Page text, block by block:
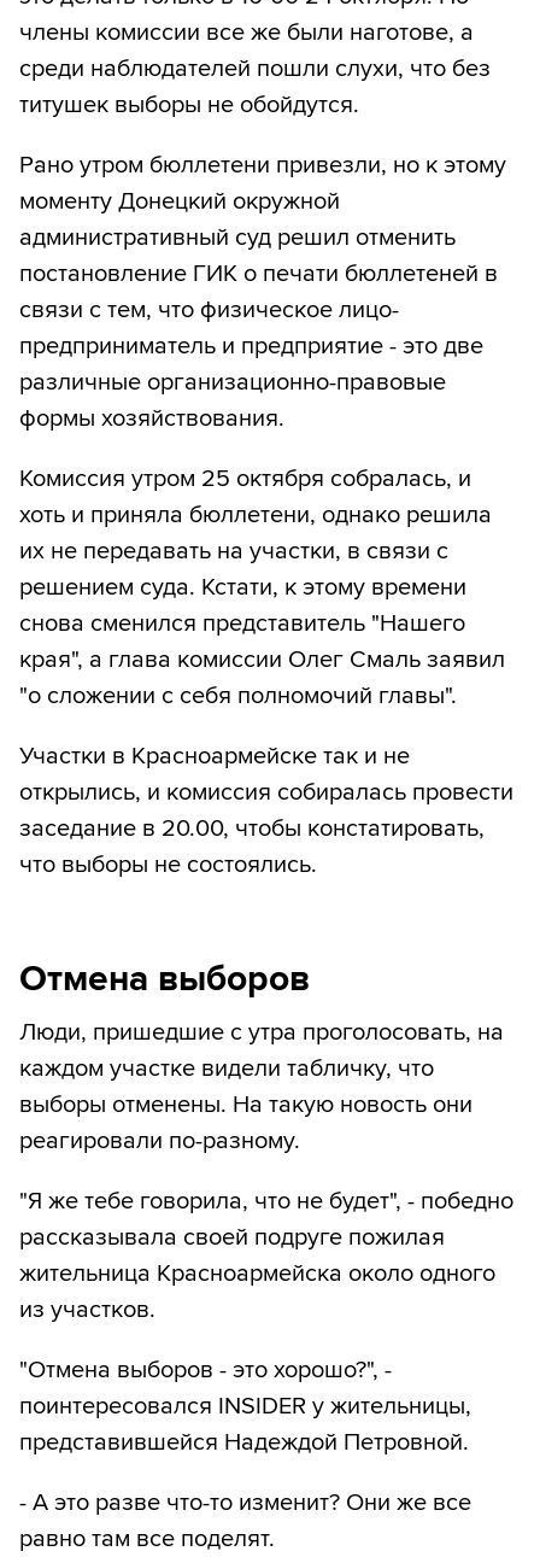
члены комиссии все же были наготове, а
среди наблюдателей пошли слухи, что без
титушек выборы не обойдутся.
Рано утром бюллетени привезли, но к этому
моменту Донецкий окружной
административный суд решил отменить
постановление ГИК о печати бюллетеней в
связи с тем, что физическое лицо-
предприниматель и предприятие - это две
различные организационно-правовые
формы хозяйствования.
Комиссия утром 25 октября собралась, и
хоть и приняла бюллетени, однако решила
их не передавать на участки, в связи с
решением суда. Кстати, к этому времени
снова сменился представитель "Нашего
края", а глава комиссии Олег Смаль заявил
"о сложении с себя полномочий главы".
Участки в Красноармейске так и не
открылись, и комиссия собиралась провести
заседание в 20.00, чтобы констатировать,
что выборы не состоялись.
Отмена выборов
Люди, пришедшие с утра проголосовать, на
каждом участке видели табличку, что
выборы отменены. На такую новость они
реагировали по-разному.
"Я же тебе говорила, что не будет", - победно
рассказывала своей подруге пожилая
жительница Красноармейска около одного
из участков.
"Отмена выборов - это хорошо?", -
поинтересовался INSIDER у жительницы,
представившейся Надеждой Петровной.
- А это разве что-то изменит? Они же все
равно там все поделят.